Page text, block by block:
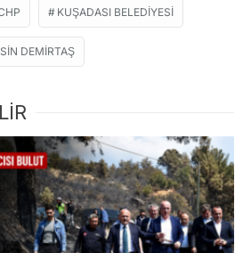
KUŞADASI BELEDIYESI
DEMIRTAŞ